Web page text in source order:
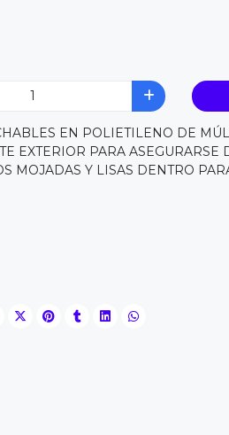
EN POLIETILENO DE
EXTERIOR PARA
MOJADAS Y LISAS DENTRO